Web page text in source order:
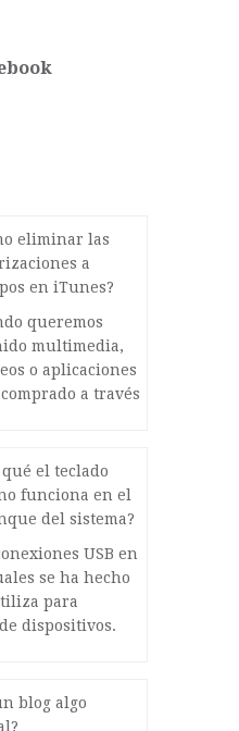
eliminar las
a
en iTunes?
queremos
multimedia,
o aplicaciones
a través
qué el teclado
funciona en el
del sistema?
USB en
se ha hecho
para
dispositivos.
blog algo